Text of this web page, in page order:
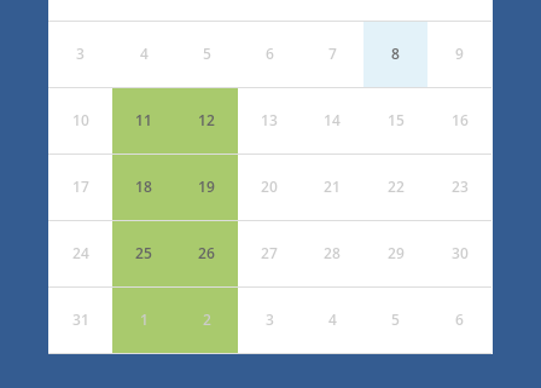
3 4 5 6 7 8 9
10 11 12 13 14 15 16
17 18 19 20 21 22 23
24 25 26 27 28 29 30
31 1 2 3 4 5 6